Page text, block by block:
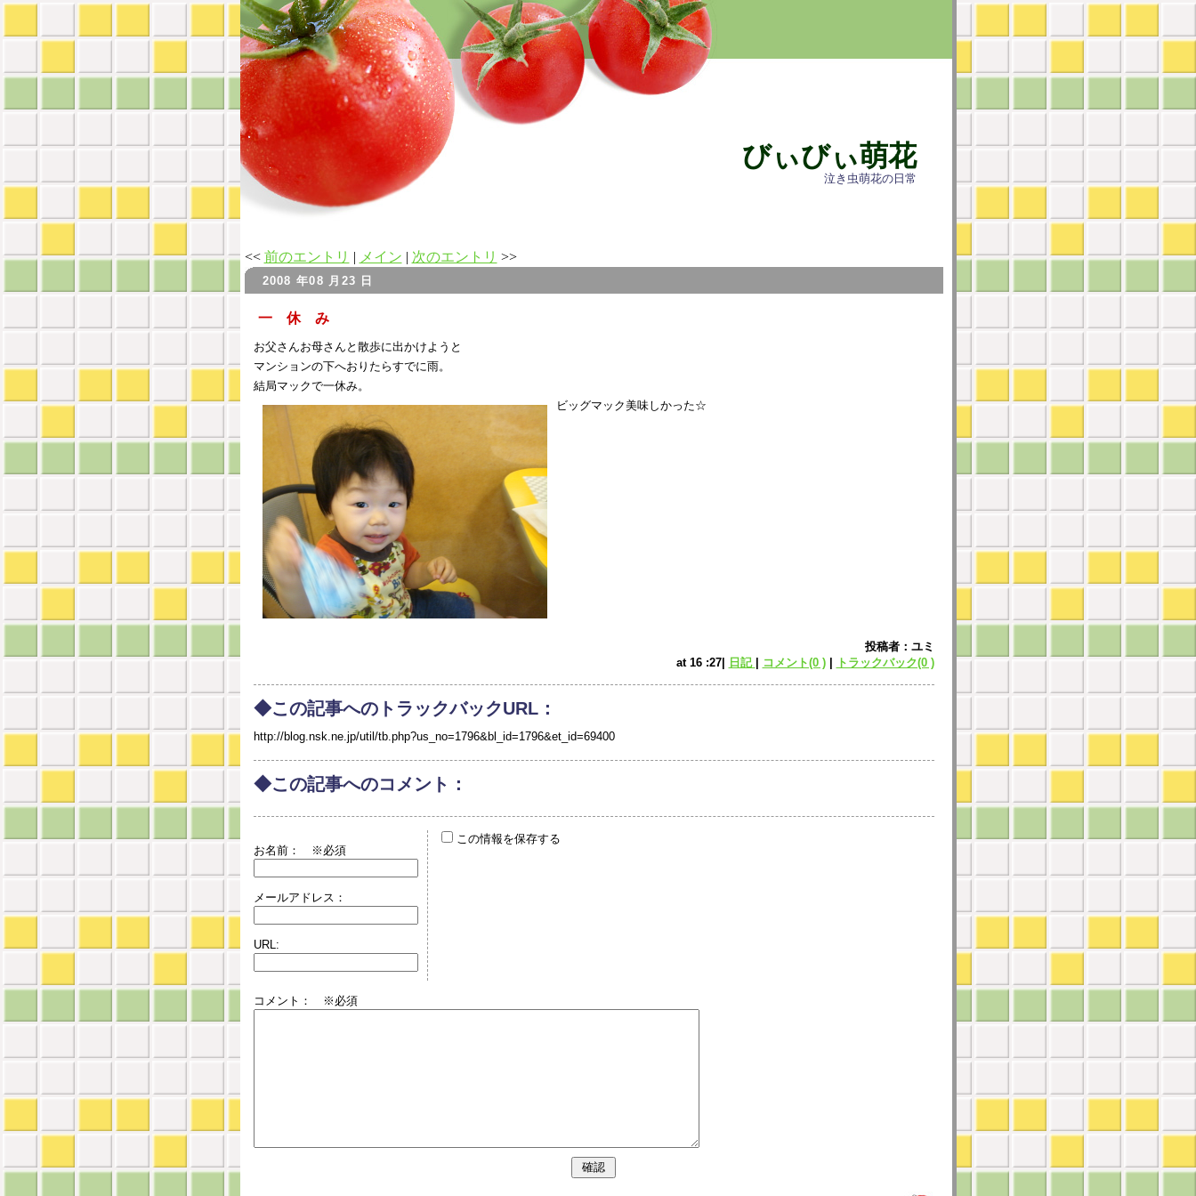
びぃびぃ萌花
泣き虫萌花の日常
<< 前のエントリ | メイン | 次のエントリ >>
2008 年08 月23 日
一 休 み
お父さんお母さんと散歩に出かけようと
マンションの下へおりたらすでに雨。
結局マックで一休み。
ビッグマック美味しかった☆
投稿者：ユミ
at 16 :27|
日記 コメント(0 )| トラックバック(0 )
◆この記事へのトラックバックURL：
http://blog.nsk.ne.jp/util/tb.php?us_no=1796&bl_id=1796&et_id=69400
◆この記事へのコメント：
お名前： ※必須
メールアドレス：
URL:
この情報を保存する
コメント： ※必須